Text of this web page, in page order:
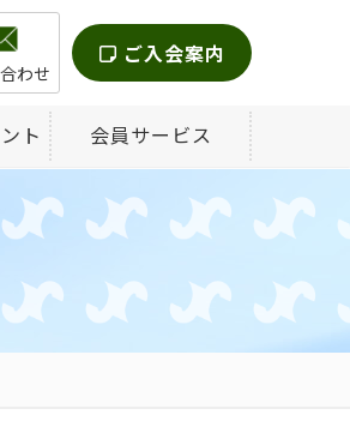
わせ
ご入会案内
ト 会員サービス